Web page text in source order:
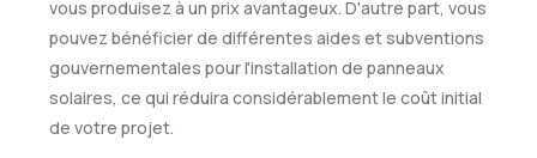
vous produisez à un prix avantageux. D'autre part, vous
pouvez bénéficier de différentes aides et subventions
gouvernementales pour l'installation de panneaux
solaires, ce qui réduira considérablement le coût initial
de votre projet.